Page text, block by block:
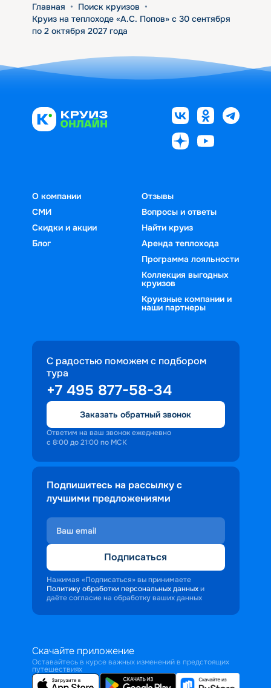
Главная • Поиск круизов •
Круиз на теплоходе «А.С. Попов» с 30 сентября
по 2 октября 2027 года
О компании
СМИ
Скидки и акции
Блог
Отзывы
Вопросы и ответы
Найти круиз
Аренда теплохода
Программа лояльности
Коллекция выгодных
круизов
Круизные компании и
наши партнеры
С радостью поможем с подбором
тура
+7 495 877-58-34
Заказать обратный звонок
Ответим на ваш звонок ежедневно
с 8:00 до 21:00 по МСК
Подпишитесь на рассылку с
лучшими предложениями
Подписаться
Нажимая «Подписаться» вы принимаете
Политику обработки персональных данных и
даёте согласие на обработку ваших данных
Скачайте приложение
Оставайтесь в курсе важных изменений в предстоящих
путешествиях